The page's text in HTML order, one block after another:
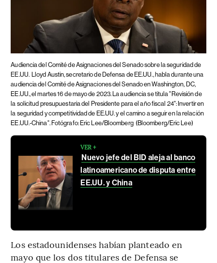
Audiencia del Comité de Asignaciones del Senado sobre la seguridad de
EE.UU. Lloyd Austin, secretario de Defensa de EE.UU., habla durante una
audiencia del Comité de Asignaciones del Senado en Washington, DC,
EE.UU., el martes 16 de mayo de 2023. La audiencia se titula "Revisión de
la solicitud presupuestaria del Presidente para el año fiscal 24": Invertir en
la seguridad y competitividad de EE.UU. y el camino a seguir en la relación
EE.UU.-China". Fotógrafo: Eric Lee/Bloomberg (Bloomberg/Eric Lee)
VER +
Nuevo jefe del BID aleja al banco
latinoamericano de disputa entre
EE.UU. y China
Los estadounidenses habían planteado en
mayo que los dos titulares de Defensa se